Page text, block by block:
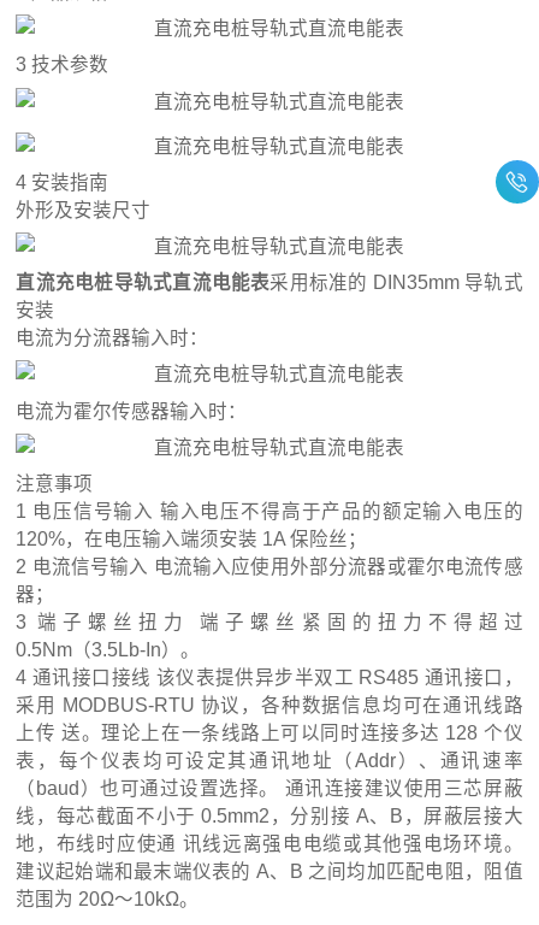
3 技术参数
4 安装指南
外形及安装尺寸
直流充电桩导轨式直流电能表采用标准的 DIN35mm 导轨式
安装
电流为分流器输入时：
电流为霍尔传感器输入时：
注意事项
1 电压信号输入 输入电压不得高于产品的额定输入电压的
120%，在电压输入端须安装 1A 保险丝；
2 电流信号输入 电流输入应使用外部分流器或霍尔电流传感
器；
3 端子螺丝扭力 端子螺丝紧固的扭力不得超过
0.5Nm（3.5Lb-In）。
4 通讯接口接线 该仪表提供异步半双工 RS485 通讯接口，
采用 MODBUS-RTU 协议，各种数据信息均可在通讯线路
上传 送。理论上在一条线路上可以同时连接多达 128 个仪
表，每个仪表均可设定其通讯地址（Addr）、通讯速率
（baud）也可通过设置选择。 通讯连接建议使用三芯屏蔽
线，每芯截面不小于 0.5mm2，分别接 A、B，屏蔽层接大
地，布线时应使通 讯线远离强电电缆或其他强电场环境。
建议起始端和最末端仪表的 A、B 之间均加匹配电阻，阻值
范围为 20Ω～10kΩ。